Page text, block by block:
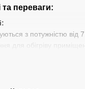
переваги:
з потужністю від
для обігріву